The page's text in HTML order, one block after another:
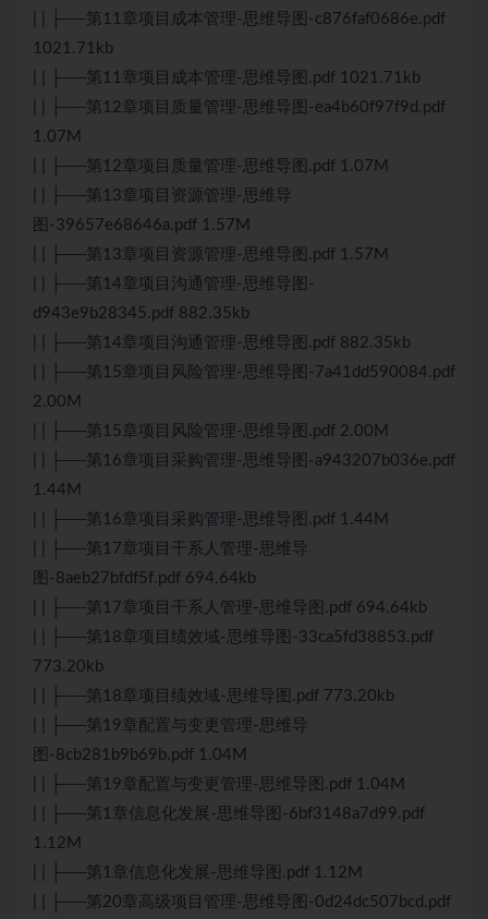
| | ├──第11章项目成本管理-思维导图-c876faf0686e.pdf
1021.71kb
| | ├──第11章项目成本管理-思维导图.pdf 1021.71kb
| | ├──第12章项目质量管理-思维导图-ea4b60f97f9d.pdf
1.07M
| | ├──第12章项目质量管理-思维导图.pdf 1.07M
| | ├──第13章项目资源管理-思维导
图-39657e68646a.pdf 1.57M
| | ├──第13章项目资源管理-思维导图.pdf 1.57M
| | ├──第14章项目沟通管理-思维导图-
d943e9b28345.pdf 882.35kb
| | ├──第14章项目沟通管理-思维导图.pdf 882.35kb
| | ├──第15章项目风险管理-思维导图-7a41dd590084.pdf
2.00M
| | ├──第15章项目风险管理-思维导图.pdf 2.00M
| | ├──第16章项目采购管理-思维导图-a943207b036e.pdf
1.44M
| | ├──第16章项目采购管理-思维导图.pdf 1.44M
| | ├──第17章项目干系人管理-思维导
图-8aeb27bfdf5f.pdf 694.64kb
| | ├──第17章项目干系人管理-思维导图.pdf 694.64kb
| | ├──第18章项目绩效域-思维导图-33ca5fd38853.pdf
773.20kb
| | ├──第18章项目绩效域-思维导图.pdf 773.20kb
| | ├──第19章配置与变更管理-思维导
图-8cb281b9b69b.pdf 1.04M
| | ├──第19章配置与变更管理-思维导图.pdf 1.04M
| | ├──第1章信息化发展-思维导图-6bf3148a7d99.pdf
1.12M
| | ├──第1章信息化发展-思维导图.pdf 1.12M
| | ├──第20章高级项目管理-思维导图-0d24dc507bcd.pdf